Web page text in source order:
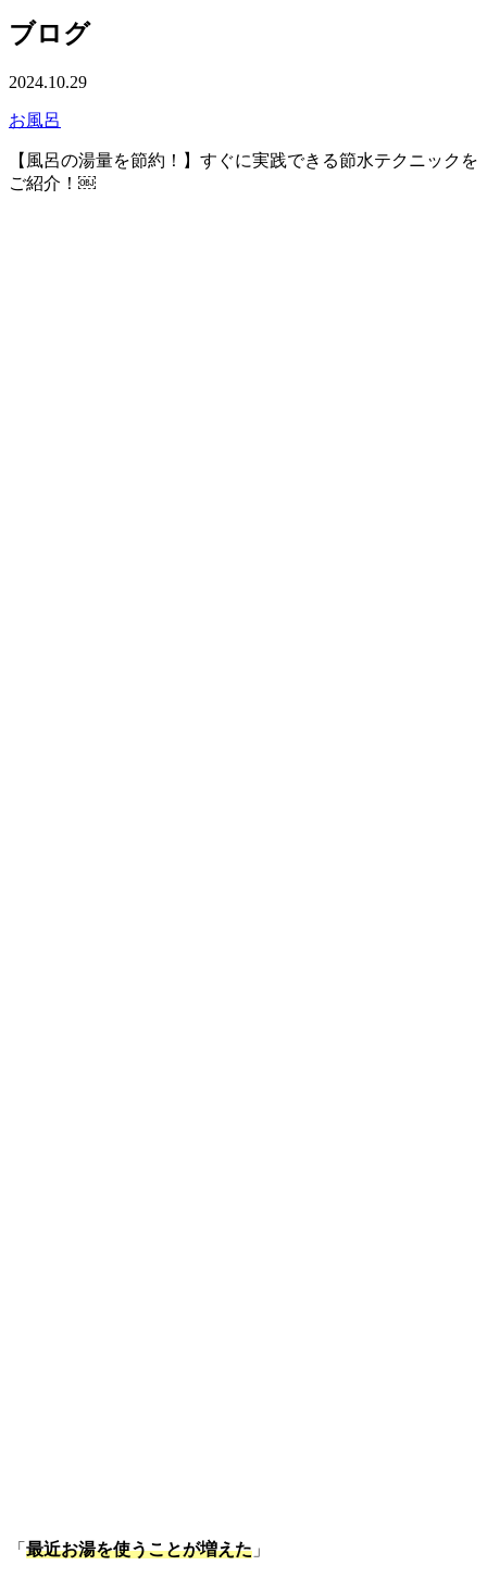
ブログ
2024.10.29
お風呂
【風呂の湯量を節約！】すぐに実践できる節水テクニックを
ご紹介！￼
「 最近お湯を使うことが増えた 」